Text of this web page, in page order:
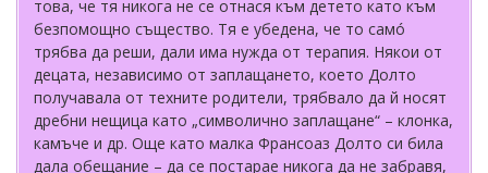
това, че тя никога не се отнася към детето като към
безпомощно същество. Тя е убедена, че то самó
трябва да реши, дали има нужда от терапия. Някои от
децата, независимо от заплащането, което Долто
получавала от техните родители, трябвало да й носят
дребни нещица като „символично заплащане“ – клонка,
камъче и др. Още като малка Франсоаз Долто си била
дала обещание – да се постарае никога да не забравя,